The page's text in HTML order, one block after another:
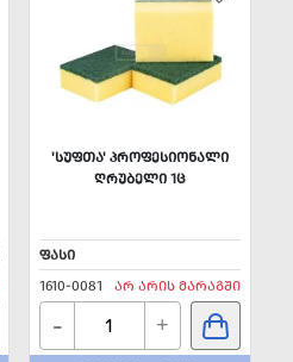
'ᲡᲣᲤᲗᲐ' ᲞᲠᲝᲤᲔᲡᲘᲝᲜᲐᲚᲘ
ᲦᲠᲣᲑᲔᲚᲘ 1Ც
ᲤᲐᲡᲘ
1610-0081
ᲐᲠ ᲐᲠᲘᲡ ᲛᲐᲠᲐᲒᲨᲘ
- +